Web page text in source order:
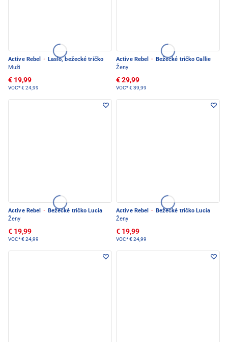
Active Rebel · Laslo, bežecké tričko
Muži
€ 19,99
VOC*€ 24,99
Active Rebel · Bežecké tričko Callie
Ženy
€ 29,99
VOC*€ 39,99
Active Rebel · Bežecké tričko Lucia
Ženy
€ 19,99
VOC*€ 24,99
Active Rebel · Bežecké tričko Lucia
Ženy
€ 19,99
VOC*€ 24,99